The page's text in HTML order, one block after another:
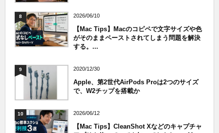
8 2026/06/10
【Mac Tips】Macのコピペで文字サイズや色
がそのままペーストされてしまう問題を解決
する。...
9 2020/12/30
Apple、第2世代AirPods Proは2つのサイズ
で、W2チップを搭載か
10 2026/06/12
【Mac Tips】CleanShot Xなどのキャプチャ